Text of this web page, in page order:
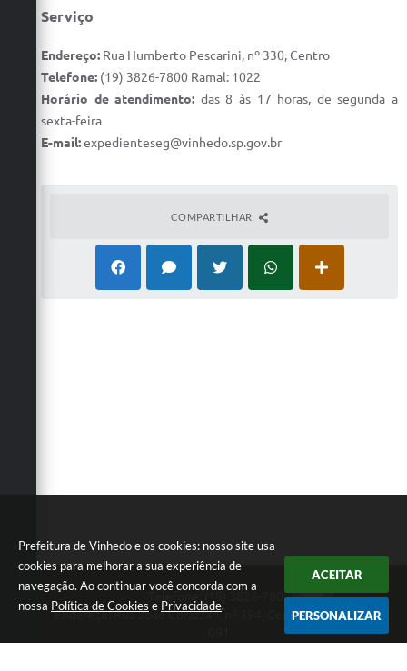
Prefeitura de Vinhedo e os cookies: nosso site usa
cookies para melhorar a sua experiência de
navegação. Ao continuar você concorda com a
nossa Política de Cookies e Privacidade.
ACEITAR
PERSONALIZAR
Legislação
Links Úteis
Serviços Online
Serviço
Endereço: Rua Humberto Pescarini, nº 330, Centro
Telefone: (19) 3826-7800 Ramal: 1022
Horário de atendimento: das 8 às 17 horas, de segunda a
sexta-feira
E-mail:expedienteseg@vinhedo.sp.gov.br
COMPARTILHAR
Telefone: (19) 3826-7800
Endereço: Rua João Corazzari, nº 394, Centro | CEP: 13280-